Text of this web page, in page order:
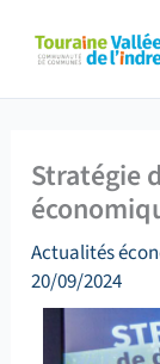
principal
Stratégie
Actualités
20/09/2024